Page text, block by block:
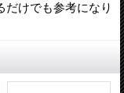
だけでも参考になり